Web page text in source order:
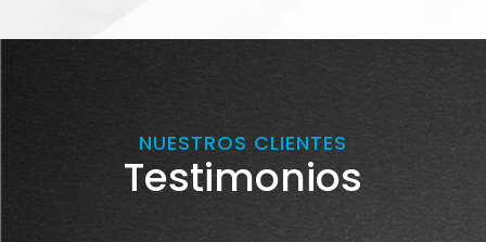
NUESTROS CLIENTES
Testimonios